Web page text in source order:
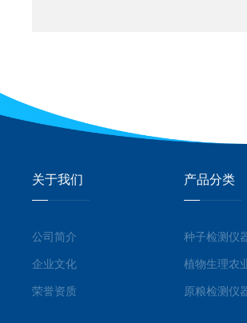
关于我们
公司简介
企业文化
荣誉资质
产品分类
种子检测仪
植物生理农
原粮检测仪